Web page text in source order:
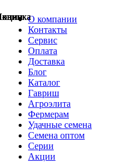
О компании
Контакты
Сервис
Оплата
Доставка
Блог
Каталог
Гавриш
Агроэлита
Фермерам
Удачные семена
Семена оптом
Серии
Акции